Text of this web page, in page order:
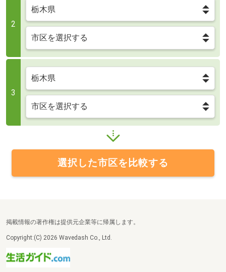
2
3
選択した市区を比較する
掲載情報の著作権は提供元企業等に帰属します。
Copyright:(C) 2026 Wavedash Co., Ltd.